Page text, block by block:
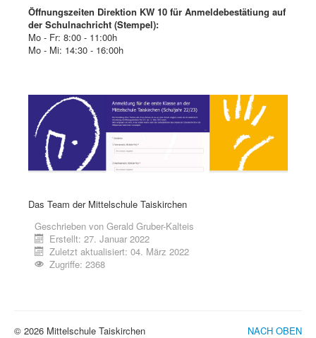
Öffnungszeiten Direktion KW 10 für Anmeldebestätiung auf
der Schulnachricht (Stempel):
Mo - Fr: 8:00 - 11:00h
Mo - Mi: 14:30 - 16:00h
Das Team der Mittelschule Taiskirchen
Geschrieben von Gerald Gruber-Kalteis
Erstellt: 27. Januar 2022
Zuletzt aktualisiert: 04. März 2022
Zugriffe: 2368
NACH OBEN
© 2026 Mittelschule Taiskirchen